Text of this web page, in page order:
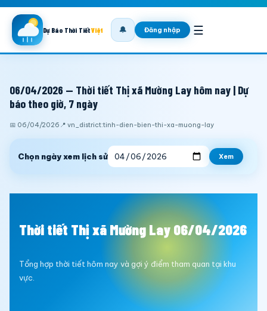
Dự Báo Thời TiếtViệt 🔔 Đăng nhập ☰
06/04/2026 — Thời tiết Thị xã Mường Lay hôm nay | Dự
báo theo giờ, 7 ngày
📅 06/04/2026 📍 vn_district:tinh-dien-bien-thi-xa-muong-lay
Chọn ngày xem lịch sử Xem
Thời tiết Thị xã Mường Lay 06/04/2026
Tổng hợp thời tiết hôm nay và gợi ý điểm tham quan tại khu
vực.